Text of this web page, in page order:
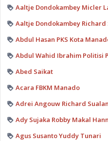
Aaltje Dondokambey Micler
Aaltje Dondokambey Richard
Abdul Hasan PKS Kota
Abdul Wahid Ibrahim Politisi
Abed Saikat
Acara FBKM Manado
Adrei Angouw Richard
Ady Sujaka Robby Makal
Agus Susanto Yuddy Tunari